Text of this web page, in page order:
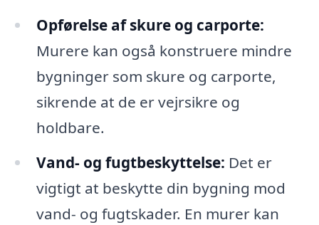
Opførelse af skure og carporte:
Murere kan også konstruere mindre
bygninger som skure og carporte,
sikrende at de er vejrsikre og
holdbare.
Vand- og fugtbeskyttelse: Det er
vigtigt at beskytte din bygning mod
vand- og fugtskader. En murer kan